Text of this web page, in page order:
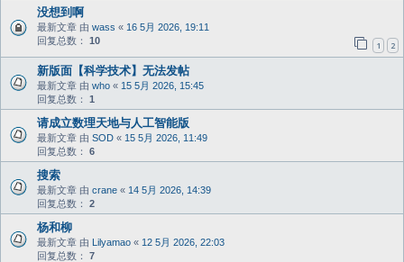
没想到啊
最新文章 由 wass « 16 5月 2026, 19:11
回复总数： 10 1 2
新版面【科学技术】无法发帖
最新文章 由 who « 15 5月 2026, 15:45
回复总数： 1
请成立数理天地与人工智能版
最新文章 由 SOD « 15 5月 2026, 11:49
回复总数： 6
搜索
最新文章 由 crane « 14 5月 2026, 14:39
回复总数： 2
杨和柳
最新文章 由 Lilyamao « 12 5月 2026, 22:03
回复总数： 7